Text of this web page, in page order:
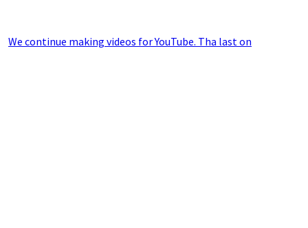
We continue making videos for YouTube. Tha last on